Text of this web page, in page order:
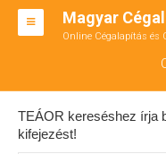
Magyar
Online Cégalapítás és
BT ALAPÍTÁS
RT ALAPÍTÁS
TEÁOR kereséshez írja
kifejezést!